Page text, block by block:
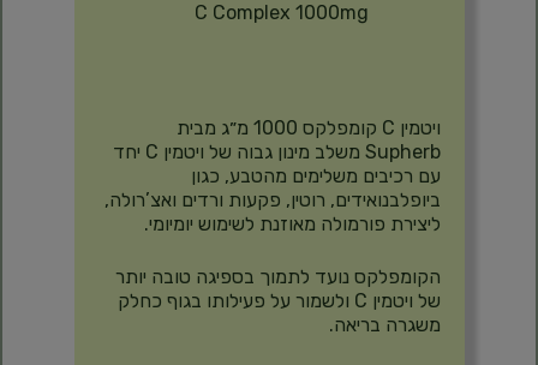
C Complex 1000mg
ויטמין C קומפלקס 1000 מ״ג מבית
Supherb משלב מינון גבוה של ויטמין C יחד
עם רכיבים משלימים מהטבע, כגון
ביופלבנואידים, רוטין, פקעות ורדים ואצ’רולה,
ליצירת פורמולה מאוזנת לשימוש יומיומי.
הקומפלקס נועד לתמוך בספיגה טובה יותר
של ויטמין C ולשמור על פעילותו בגוף כחלק
משגרה בריאה.